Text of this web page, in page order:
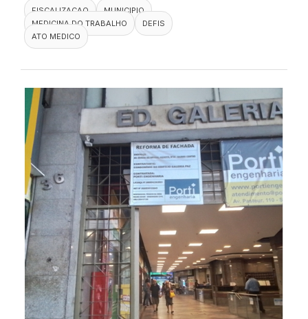
FISCALIZACAO
MUNICIPIO
MEDICINA DO TRABALHO
DEFIS
ATO MEDICO